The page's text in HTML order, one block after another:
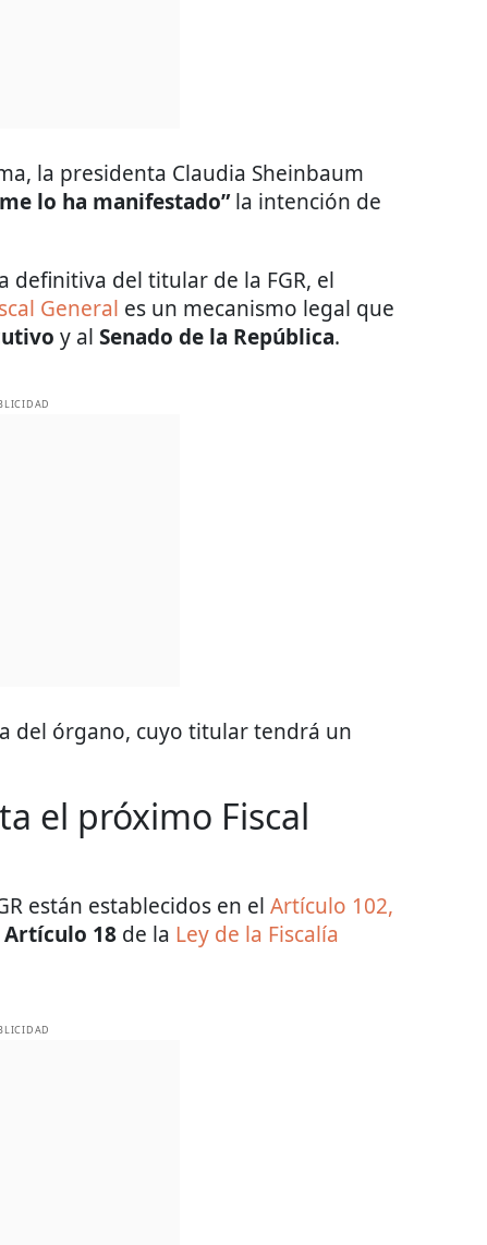
la presidenta Claudia Sheinbaum
lo ha manifestado”la intención de
definitiva del titular de la FGR, el
General es un mecanismo legal que
y al Senado de la República.
del órgano, cuyo titular tendrá un
el próximo Fiscal
están establecidos en el Artículo 102,
Artículo 18 de la Ley de la Fiscalía